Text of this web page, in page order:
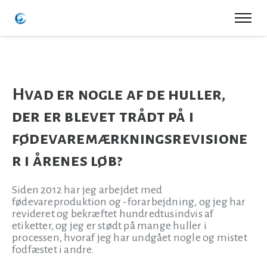
Hvad er nogle af de huller,
der er blevet trådt på i
fødevaremærkningsrevisione
r i årenes løb?
Siden 2012 har jeg arbejdet med
fødevareproduktion og -forarbejdning, og jeg har
revideret og bekræftet hundredtusindvis af
etiketter, og jeg er stødt på mange huller i
processen, hvoraf jeg har undgået nogle og mistet
fodfæstet i andre.